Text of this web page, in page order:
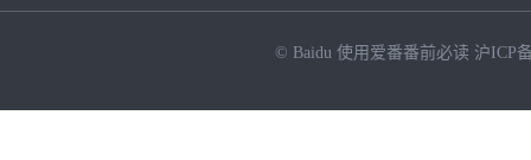
© Baidu 使用爱番番前必读 沪ICP